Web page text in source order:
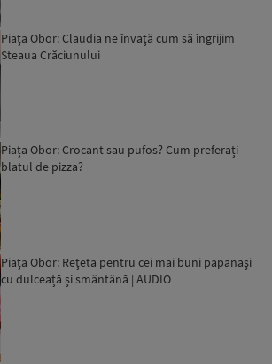
Piața Obor: Claudia ne învață cum să îngrijim
Steaua Crăciunului
Piața Obor: Crocant sau pufos? Cum preferați
blatul de pizza?
Piața Obor: Rețeta pentru cei mai buni papanași
cu dulceață și smântână | AUDIO